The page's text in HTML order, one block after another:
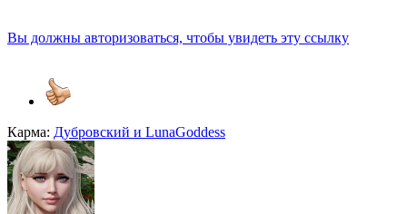
Вы должны авторизоваться, чтобы увидеть эту ссылку
Карма: Дубровский и LunaGoddess